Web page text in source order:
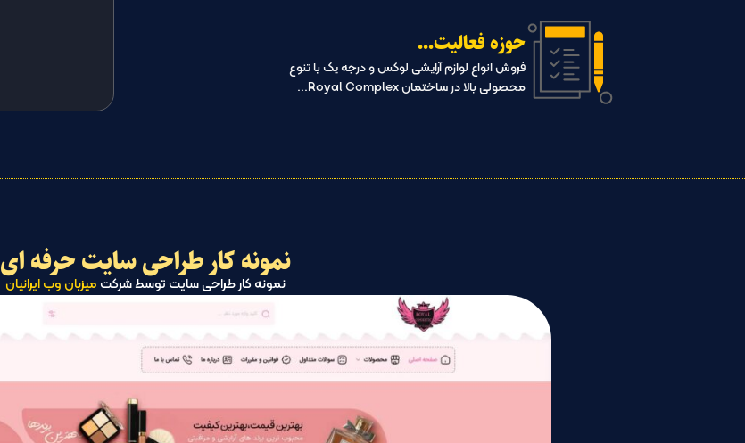
حوزه فعالیت...
فروش انواع لوازم آرایشی لوکس و درجه یک با تنوع
محصولی بالا در ساختمان Royal Complex...
نمونه کار طراحی سایت حرفه ای
نمونه کار طراحی سایت توسط شرکت میزبان وب ایرانیان